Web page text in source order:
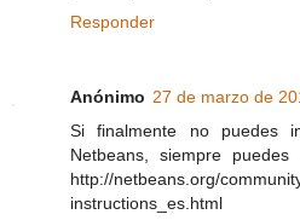
Responder
Anónimo 27 de marzo de
Si finalmente no puedes
Netbeans, siempre
http://netbeans.org/
instructions_es.html